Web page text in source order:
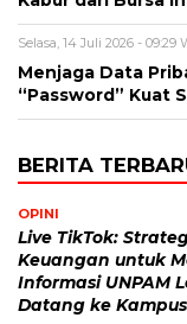
Selasa, 14 Juli 2026 - 09:29
Menjaga Data
“Password” Kuat
BERITA
OPINI
Live TikTok:
Keuangan untuk
Informasi UNPAM
Datang ke Kampus